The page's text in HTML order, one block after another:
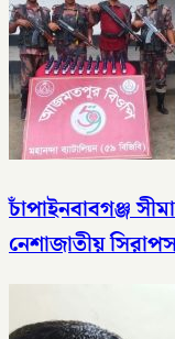
চাঁপাইনবাবগঞ্জ
নেশাজাতীয়